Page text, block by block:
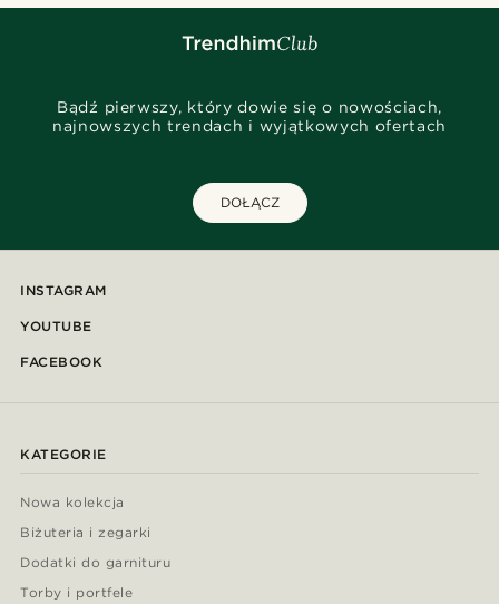
Bądź pierwszy, który dowie się o nowościach,
najnowszych trendach i wyjątkowych ofertach
DOŁĄCZ
INSTAGRAM
YOUTUBE
FACEBOOK
KATEGORIE
Nowa kolekcja
Biżuteria i zegarki
Dodatki do garnituru
Torby i portfele